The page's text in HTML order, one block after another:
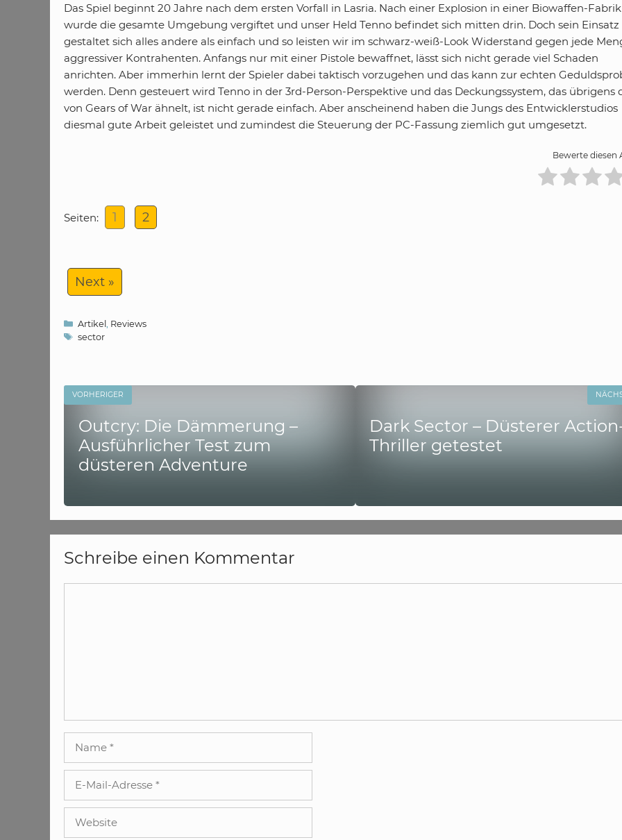
Das Spiel beginnt 20 Jahre nach dem ersten Vorfall in Lasria. Nach einer Explosion in einer Biowaffen-Fabrik
wurde die gesamte Umgebung vergiftet und unser Held Tenno befindet sich mitten drin. Doch sein Einsatz
gestaltet sich alles andere als einfach und so leisten wir im schwarz-weiß-Look Widerstand gegen jede
aggressiver Kontrahenten. Anfangs nur mit einer Pistole bewaffnet, lässt sich nicht gerade viel Schaden
anrichten. Aber immerhin lernt der Spieler dabei taktisch vorzugehen und das kann zur echten
werden. Denn gesteuert wird Tenno in der 3rd-Person-Perspektive und das Deckungssystem, das übrigens
von Gears of War ähnelt, ist nicht gerade einfach. Aber anscheinend haben die Jungs des Entwicklerstudios
diesmal gute Arbeit geleistet und zumindest die Steuerung der PC-Fassung ziemlich gut umgesetzt.
Bewerte diesen
Seiten: 1 2
Next »
Kategorien
Artikel
Reviews
Schlagwörter
sector
VORHERIGER
Outcry: Die Dämmerung –
Ausführlicher Test zum
düsteren Adventure
Dark Sector – Düsterer
Thriller getestet
Schreibe einen Kommentar
Adresse